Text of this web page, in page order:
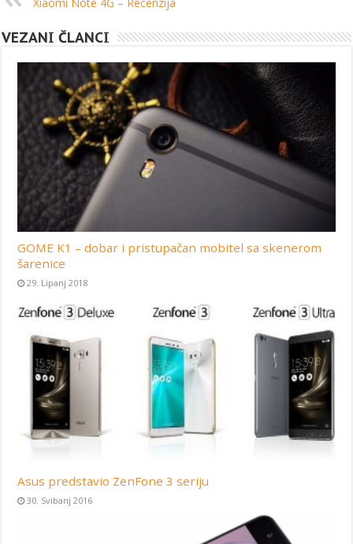
VEZANI ČLANCI
GOME K1 – dobar i pristupačan mobitel sa skenerom
šarenice
29. Lipanj 2018
Asus predstavio ZenFone 3 seriju
30. Svibanj 2016